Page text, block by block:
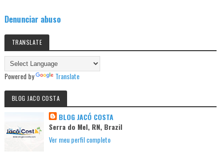
Denunciar abuso
TRANSLATE
Powered by Translate
BLOG JACO COSTA
BLOG JACÓ COSTA
Serra do Mel, RN, Brazil
Ver meu perfil completo